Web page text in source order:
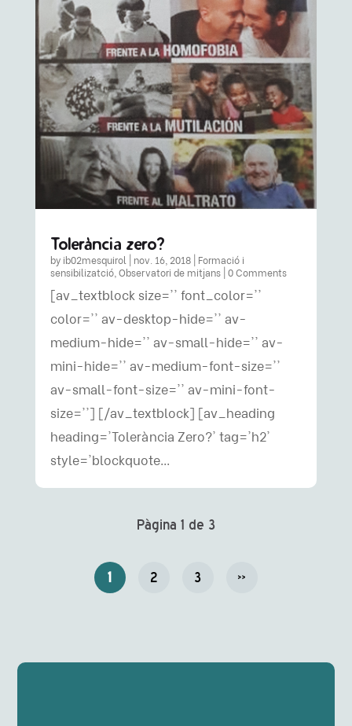
Tolerància zero?
by ib02mesquirol| nov. 16, 2018| Formació i
sensibilizatció, Observatori de mitjans| 0 Comments
[av_textblock size='' font_color=''
color='' av-desktop-hide='' av-
medium-hide='' av-small-hide='' av-
mini-hide='' av-medium-font-size=''
av-small-font-size='' av-mini-font-
size=''] [/av_textblock] [av_heading
heading='Tolerància Zero?' tag='h2'
style='blockquote...
Pàgina 1 de 3
1 2 3 »